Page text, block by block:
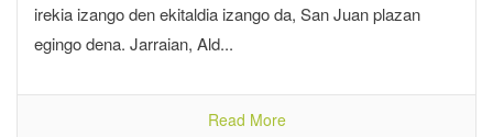
irekia izango den ekitaldia izango da, San Juan plazan
egingo dena. Jarraian, Ald...
Read More